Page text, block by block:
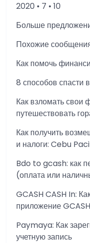
2020 • 7 • 10
Больше
Похожие
Как помочь
8 способов спасти
Как взломать свои
путешествовать
Как получить
и налоги: Cebu
Bdo to gcash: как
(оплата или
GCASH CASH In:
приложение GCASH
Paymaya: Как
учетную запись